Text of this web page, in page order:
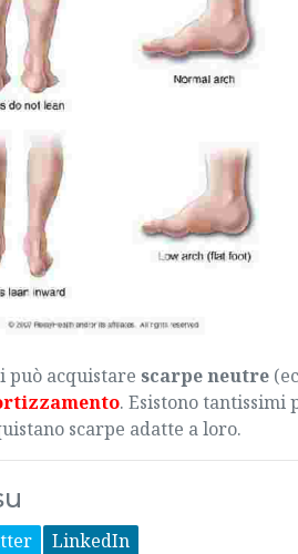
può acquistare scarpe neutre
. Esistono tantissimi
scarpe adatte a loro.
LinkedIn